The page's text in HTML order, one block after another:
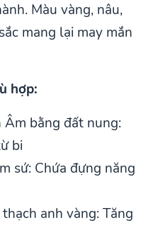
Màu vàng, nâu,
mang lại may mắn
hợp:
Âm bằng đất nung:
bi
sứ: Chứa đựng năng
anh vàng: Tăng